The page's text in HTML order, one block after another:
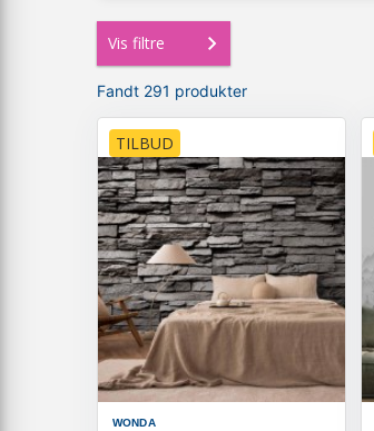
Vis filtre
Fandt 291 produkter
TILBUD
WONDA